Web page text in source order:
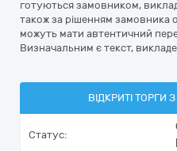
готуються замовником,
також за рішенням замовника
можуть мати автентичний
Визначальним є текст,
ВІДКРИТІ
Статус: